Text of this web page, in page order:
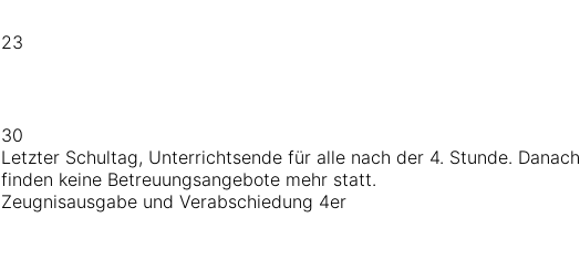
23
30
Letzter Schultag, Unterrichtsende für alle nach der 4. Stunde. Danach
finden keine Betreuungsangebote mehr statt.
Zeugnisausgabe und Verabschiedung 4er